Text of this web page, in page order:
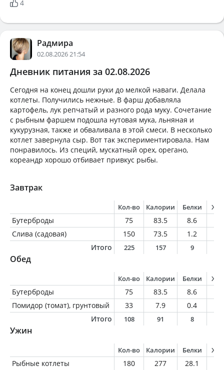
4
Радмира
02.08.2026 21:54
Дневник питания за 02.08.2026
Сегодня на конец дошли руки до мелкой наваги. Делала
котлеты. Получились нежные. В фарш добавляла
картофель, лук репчатый и разного рода муку. Сочетание
с рыбным фаршем подошла нутовая мука, льняная и
кукурузная, также и обваливала в этой смеси. В несколько
котлет завернула сыр. Вот так экспериментировала. Нам
понравилось. Из специй, мускатный орех, орегано,
кореандр хорошо отбивает привкус рыбы.
Завтрак
Кол-во Калории Белки
Бутерброды 75 83.5 8.6
Слива (садовая)
150 73.5 1.2
Итого
225 157 9
Обед
Кол-во Калории Белки
Бутерброды 75 83.5 8.6
Помидор (томат), грунтовый
33 7.9 0.4
Итого
108 91 8
Ужин
Кол-во Калории Белки
Рыбные котлеты 180 277 28.1